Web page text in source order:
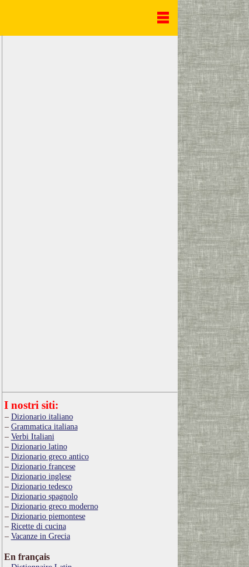
I nostri siti:
Dizionario italiano
Grammatica italiana
Verbi Italiani
Dizionario latino
Dizionario greco antico
Dizionario francese
Dizionario inglese
Dizionario tedesco
Dizionario spagnolo
Dizionario greco moderno
Dizionario piemontese
Ricette di cucina
Vacanze in Grecia
En français